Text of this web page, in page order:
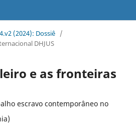
(2024): Dossiê /
DHJUS
e as fronteiras
escravo contemporâneo no